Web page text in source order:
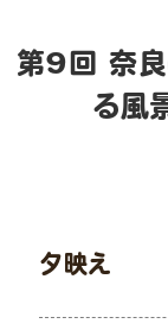
第9回 奈良
る
夕映え